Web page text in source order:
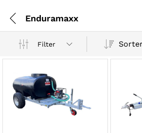
Enduramaxx
Filter